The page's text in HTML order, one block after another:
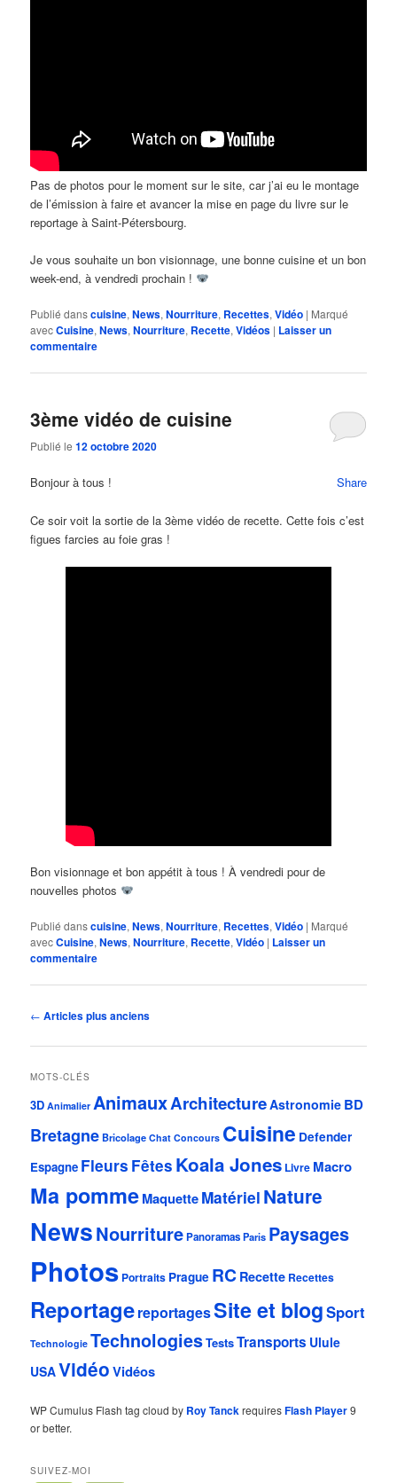
Pas de photos pour le moment sur le site, car j’ai eu le montage
de l’émission à faire et avancer la mise en page du livre sur le
reportage à Saint-Pétersbourg.
Je vous souhaite un bon visionnage, une bonne cuisine et un bon
week-end, à vendredi prochain !
Publié danscuisine,News,Nourriture, Recettes,Vidéo | Marqué
avecCuisine,News,Nourriture, Recette,Vidéos | Laisser un
commentaire
3ème vidéo de cuisine
Publié le12 octobre 2020
Share
Bonjour à tous !
Ce soir voit la sortie de la 3ème vidéo de recette. Cette fois c’est
figues farcies au foie gras !
Bon visionnage et bon appétit à tous ! À vendredi pour de
nouvelles photos
Publié danscuisine,News,Nourriture, Recettes,Vidéo | Marqué
avecCuisine,News,Nourriture, Recette,Vidéo | Laisser un
commentaire
Navigation
articles
← Articles plus anciens
MOTS-CLÉS
3D Animalier AnimauxArchitectureAstronomie BD
Bretagne Bricolage Chat Concours Cuisine Defender
Espagne Fleurs Fêtes Koala Jones Livre Macro
Ma pommeMaquetteMatériel Nature
NewsNourriturePanoramasParis Paysages
Photos Portraits Prague RC Recette Recettes
ReportagereportagesSite et blogSport
Technologie TechnologiesTestsTransports Ulule
USAVidéoVidéos
WP Cumulus Flash tag cloud by Roy TanckrequiresFlash Player9
or better.
SUIVEZ-MOI